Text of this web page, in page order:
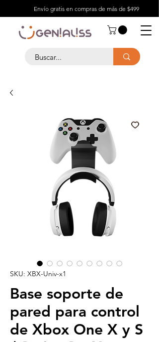
Envío gratis en compras de más de $499
SKU: XBX-Univ-x1
Base soporte de
pared para control
de Xbox One X y S